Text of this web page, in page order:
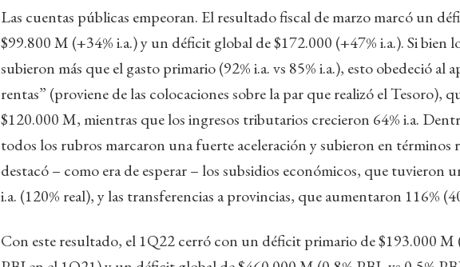
Las cuentas públicas empeoran. El resultado fiscal de marzo marcó un
$99.800 M (+34% i.a.) y un déficit global de $172.000 (+47% i.a.). Si bien
subieron más que el gasto primario (92% i.a. vs 85% i.a.), esto obedeció al
rentas” (proviene de las colocaciones sobre la par que realizó el Tesoro),
$120.000 M, mientras que los ingresos tributarios crecieron 64% i.a.
todos los rubros marcaron una fuerte aceleración y subieron en términos
destacó – como era de esperar – los subsidios económicos, que tuvieron
i.a. (120% real), y las transferencias a provincias, que aumentaron 116%
Con este resultado, el 1Q22 cerró con un déficit primario de $193.000 M